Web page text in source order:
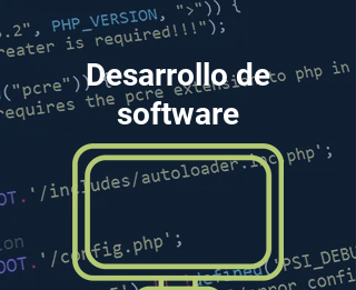
Desarrollo de
software